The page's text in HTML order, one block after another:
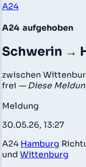
A24
A24 aufgehoben
Schwerin →
zwischen
frei — Diese
Meldung
30.05.26, 13:27
A24 Hamburg
undWittenburg